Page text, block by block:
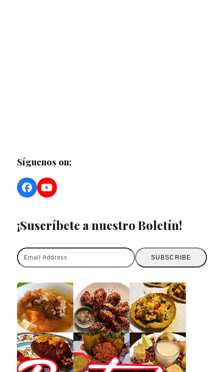
Síguenos on:
Facebook
YouTube
¡Suscríbete a nuestro Boletín!
Email
Address
SUBSCRIBE